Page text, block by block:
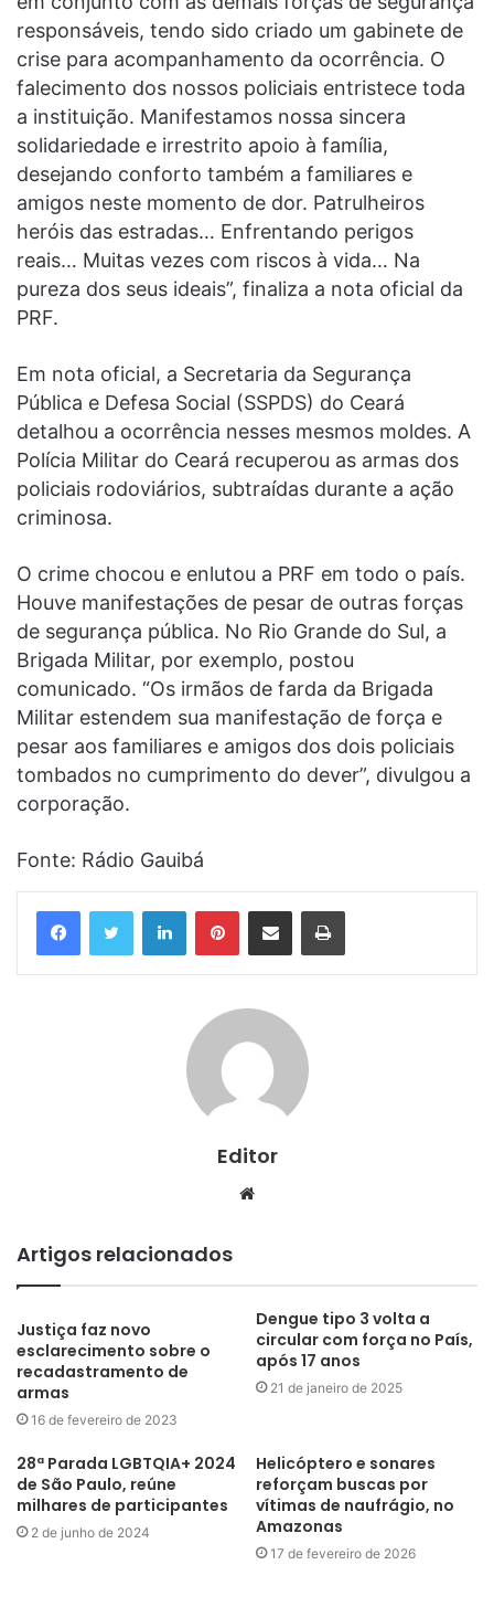
responsáveis, tendo sido criado um gabinete de
crise para acompanhamento da ocorrência. O
falecimento dos nossos policiais entristece toda
a instituição. Manifestamos nossa sincera
solidariedade e irrestrito apoio à família,
desejando conforto também a familiares e
amigos neste momento de dor. Patrulheiros
heróis das estradas… Enfrentando perigos
reais… Muitas vezes com riscos à vida… Na
pureza dos seus ideais”, finaliza a nota oficial da
PRF.
Em nota oficial, a Secretaria da Segurança
Pública e Defesa Social (SSPDS) do Ceará
detalhou a ocorrência nesses mesmos moldes. A
Polícia Militar do Ceará recuperou as armas dos
policiais rodoviários, subtraídas durante a ação
criminosa.
O crime chocou e enlutou a PRF em todo o país.
Houve manifestações de pesar de outras forças
de segurança pública. No Rio Grande do Sul, a
Brigada Militar, por exemplo, postou
comunicado. “Os irmãos de farda da Brigada
Militar estendem sua manifestação de força e
pesar aos familiares e amigos dos dois policiais
tombados no cumprimento do dever”, divulgou a
corporação.
Fonte: Rádio Gauibá
LinkedinPinterestCompartilhar via e-mail Imprimir
Editor
Website
Artigos relacionados
Justiça faz novo
esclarecimento sobre o
recadastramento de
armas
16 de fevereiro de 2023
Dengue tipo 3 volta a
circular com força no País,
após 17 anos
21 de janeiro de 2025
28ª Parada LGBTQIA+ 2024
de São Paulo, reúne
milhares de participantes
2 de junho de 2024
Helicóptero e sonares
reforçam buscas por
vítimas de naufrágio, no
Amazonas
17 de fevereiro de 2026